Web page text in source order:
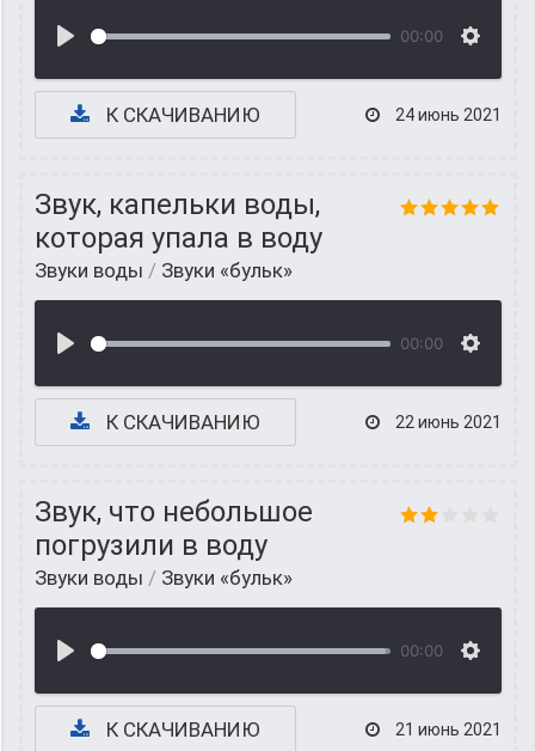
00:00
К СКАЧИВАНИЮ 24 июнь 2021
Звук, капельки воды,
которая упала в воду
Звуки воды / Звуки «бульк»
00:00
К СКАЧИВАНИЮ 22 июнь 2021
Звук, что небольшое
погрузили в воду
Звуки воды / Звуки «бульк»
00:00
К СКАЧИВАНИЮ 21 июнь 2021